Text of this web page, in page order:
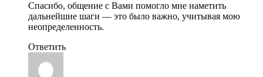
Спасибо, общение с Вами помогло мне наметить
дальнейшие шаги — это было важно, учитывая мою
неопределенность.
Ответить